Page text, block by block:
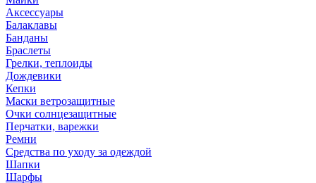
Аксессуары
Балаклавы
Банданы
Браслеты
Грелки, теплоиды
Дождевики
Кепки
Маски ветрозащитные
Очки солнцезащитные
Перчатки, варежки
Ремни
Средства по уходу за одеждой
Шапки
Шарфы